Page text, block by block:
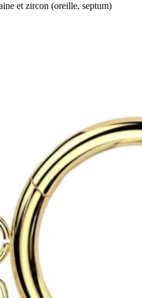
et zircon (oreille, septum)